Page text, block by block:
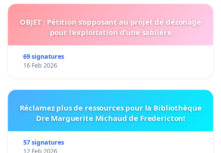
OBJET : Pétition s’opposant au projet de dézonage
pour l’exploitation d’une sablière
69 signatures
16 Feb 2026
Réclamez plus de ressources pour la Bibliothèque
Dre Marguerite Michaud de Fredericton!
57 signatures
12 Feb 2026